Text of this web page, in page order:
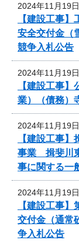
2024年11月19
【建設工事
安全交付金（
競争入札公告
2024年11月19
【建設工事
業）（債務）
2024年11月19
【建設工事
事業 揖斐川
事に関する一
2024年11月19
【建設工事
交付金（通常
争入札公告